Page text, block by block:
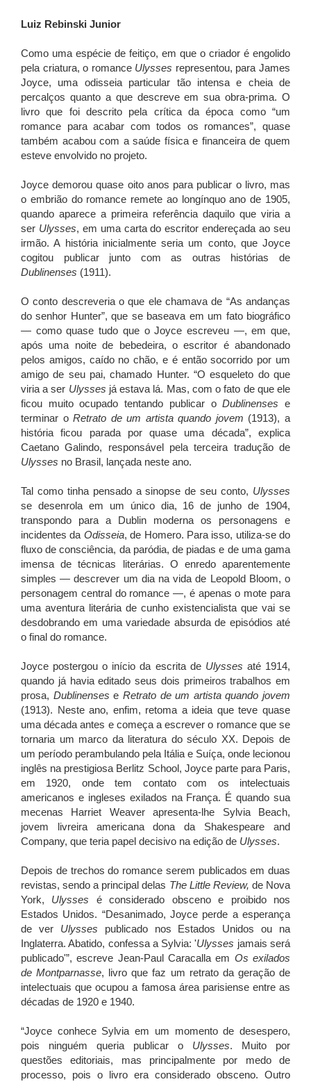
Luiz Rebinski Junior
Como uma espécie de feitiço, em que o criador é engolido
pela criatura, o romance Ulysses representou, para James
Joyce, uma odisseia particular tão intensa e cheia de
percalços quanto a que descreve em sua obra-prima. O
livro que foi descrito pela crítica da época como “um
romance para acabar com todos os romances”, quase
também acabou com a saúde física e financeira de quem
esteve envolvido no projeto.
Joyce demorou quase oito anos para publicar o livro, mas
o embrião do romance remete ao longínquo ano de 1905,
quando aparece a primeira referência daquilo que viria a
ser Ulysses, em uma carta do escritor endereçada ao seu
irmão. A história inicialmente seria um conto, que Joyce
cogitou publicar junto com as outras histórias de
Dublinenses (1911).
O conto descreveria o que ele chamava de “As andanças
do senhor Hunter”, que se baseava em um fato biográfico
— como quase tudo que o Joyce escreveu —, em que,
após uma noite de bebedeira, o escritor é abandonado
pelos amigos, caído no chão, e é então socorrido por um
amigo de seu pai, chamado Hunter. “O esqueleto do que
viria a ser Ulysses já estava lá. Mas, com o fato de que ele
ficou muito ocupado tentando publicar oDublinenses e
terminar oRetrato de um artista quando jovem (1913), a
história ficou parada por quase uma década”, explica
Caetano Galindo, responsável pela terceira tradução de
Ulysses no Brasil, lançada neste ano.
Tal como tinha pensado a sinopse de seu conto, Ulysses
se desenrola em um único dia, 16 de junho de 1904,
transpondo para a Dublin moderna os personagens e
incidentes da Odisseia, de Homero. Para isso, utiliza-se do
fluxo de consciência, da paródia, de piadas e de uma gama
imensa de técnicas literárias. O enredo aparentemente
simples — descrever um dia na vida de Leopold Bloom, o
personagem central do romance —, é apenas o mote para
uma aventura literária de cunho existencialista que vai se
desdobrando em uma variedade absurda de episódios até
o final do romance.
Joyce postergou o início da escrita de Ulysses até 1914,
quando já havia editado seus dois primeiros trabalhos em
prosa, Dublinenses e Retrato de um artista quando jovem
(1913). Neste ano, enfim, retoma a ideia que teve quase
uma década antes e começa a escrever o romance que se
tornaria um marco da literatura do século XX. Depois de
um período perambulando pela Itália e Suíça, onde lecionou
inglês na prestigiosa Berlitz School, Joyce parte para Paris,
em 1920, onde tem contato com os intelectuais
americanos e ingleses exilados na França. É quando sua
mecenas Harriet Weaver apresenta-lhe Sylvia Beach,
jovem livreira americana dona da Shakespeare and
Company, que teria papel decisivo na edição de Ulysses.
Depois de trechos do romance serem publicados em duas
revistas, sendo a principal delas The Little Review, de Nova
York, Ulysses é considerado obsceno e proibido nos
Estados Unidos. “Desanimado, Joyce perde a esperança
de ver Ulysses publicado nos Estados Unidos ou na
Inglaterra. Abatido, confessa a Sylvia: 'Ulysses jamais será
publicado'”, escreve Jean-Paul Caracalla em Os exilados
de Montparnasse, livro que faz um retrato da geração de
intelectuais que ocupou a famosa área parisiense entre as
décadas de 1920 e 1940.
“Joyce conhece Sylvia em um momento de desespero,
pois ninguém queria publicar o Ulysses. Muito por
questões editoriais, mas principalmente por medo de
processo, pois o livro era considerado obsceno. Outro